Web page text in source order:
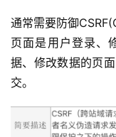
公
告
问
通常需要防御
页面是用户登录、
据、修改数据的页
交。